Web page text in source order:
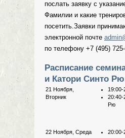
послать заявку с
Фамилии и какие
посетить.Заявки
электронной почте
по телефону +7 (495)
Расписание
и Катори Синто
21 Ноября,
Вторник
19:00-
20:40-
Рю
22 Ноября, Среда 20:00-